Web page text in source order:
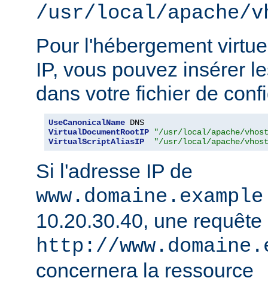
/usr/local/apache/
Pour l'hébergement
IP, vous pouvez insérer
dans votre fichier de
UseCanonicalName
VirtualDocumentRootIP
"/usr/local/apache/
VirtualScriptAliasIP
"/usr/local/apache/
Si l'adresse IP de
10.20.30.40, une requête
http://
concernera la ressource